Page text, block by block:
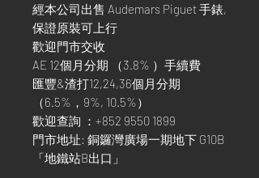
經本公司出售 Audemars Piguet 手錶,
保證原裝可上行
歡迎門市交收
AE 12個月分期 （3.8% ）手續費
匯豐&渣打12,24,36個月分期
（6.5%，9%, 10.5%）
歡迎查詢 ：+852 9550 1899
門市地址: 銅鑼灣廣場一期地下 G10B
「地鐵站B出口」